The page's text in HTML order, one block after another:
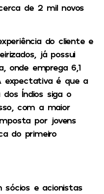
de 2 mil novos
do cliente e
já possui
onde emprega 6,1
expectativa é que a
dos Índios siga o
com a maior
por jovens
do primeiro
sócios e acionistas